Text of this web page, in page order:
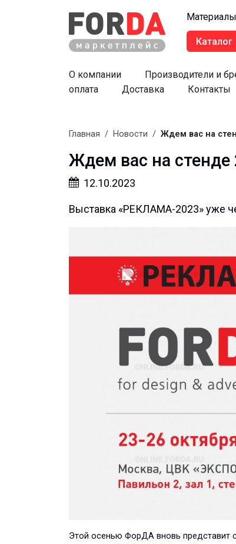
Каталог
О компании Производители и
оплата
Доставка Контакты
Главная / Новости / Ждем вас на
Ждем вас на стенде
12.10.2023
Выставка «РЕКЛАМА-2023» уже
Этой осенью ФорДА вновь представит